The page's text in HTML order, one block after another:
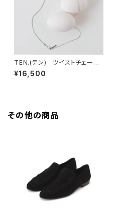
TEN.(テン) ツイストチェーン
ネックレス SV 38cm
¥16,500
その他の商品